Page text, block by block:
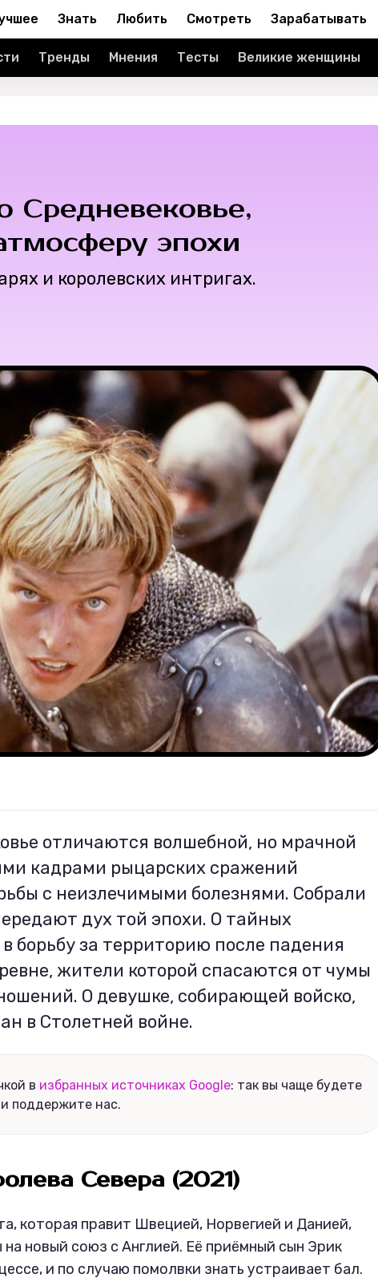
Знать Любить Смотреть Зарабатывать
Тренды Мнения Тесты Великие женщины
Средневековье,
эпохи
и королевских интригах.
отличаются волшебной, но мрачной
кадрами рыцарских сражений
с неизлечимыми болезнями. Собрали
дух той эпохи. О тайных
борьбу за территорию после падения
жители которой спасаются от чумы
О девушке, собирающей войско,
в Столетней войне.
в избранных источниках Google: так вы чаще будете
поддержите нас.
Севера (2021)
которая правит Швецией, Норвегией и Данией,
новый союз с Англией. Её приёмный сын Эрик
и по случаю помолвки знать устраивает бал.